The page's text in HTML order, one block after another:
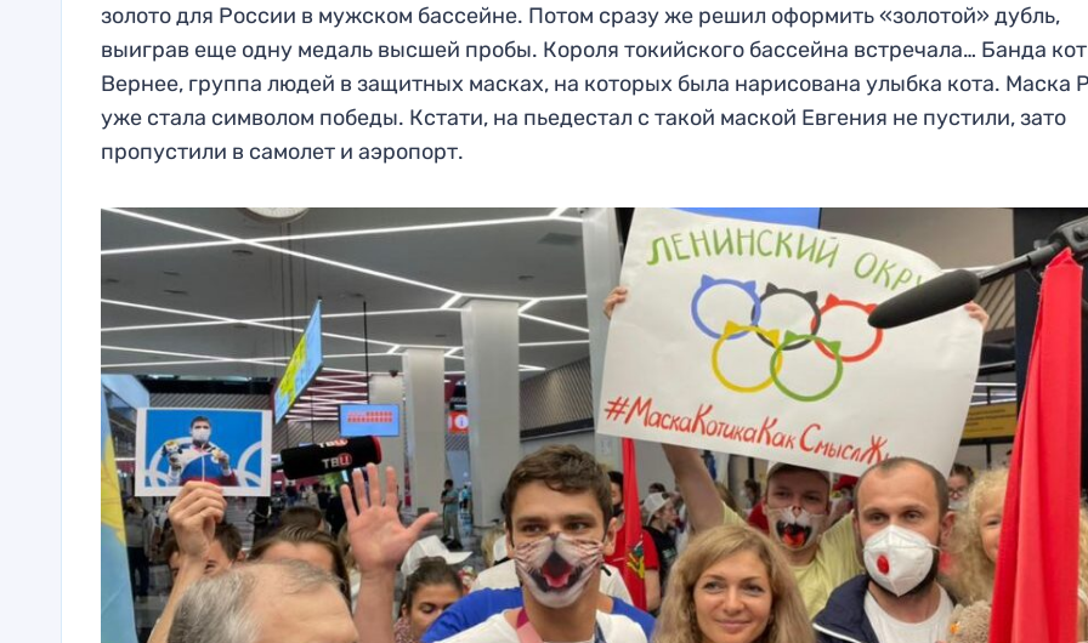
золото для России в мужском бассейне. Потом сразу же решил оформить «золотой» дубль,
выиграв еще одну медаль высшей пробы. Короля токийского бассейна встречала… Банда
Вернее, группа людей в защитных масках, на которых была нарисована улыбка кота. Маска
уже стала символом победы. Кстати, на пьедестал с такой маской Евгения не пустили, зато
пропустили в самолет и аэропорт.